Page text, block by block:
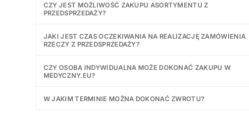
CZY JEST MOŻLIWOŚĆ ZAKUPU ASORTYMENTU Z
PRZEDSPRZEDAŻY?
JAKI JEST CZAS OCZEKIWANIA NA REALIZACJĘ ZAMÓWIENIA
RZECZY Z PRZEDSPRZEDAŻY?
CZY OSOBA INDYWIDUALNA MOŻE DOKONAĆ ZAKUPU W
MEDYCZNY.EU?
W JAKIM TERMINIE MOŻNA DOKONAĆ ZWROTU?